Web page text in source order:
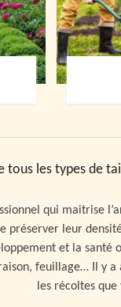
tous les types de
qui maitrise
préserver leur
et la santé
feuillage… Il y
les récoltes